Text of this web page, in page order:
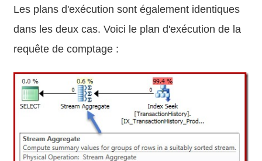
Les plans d'exécution sont également identiques
dans les deux cas. Voici le plan d'exécution de la
requête de comptage :